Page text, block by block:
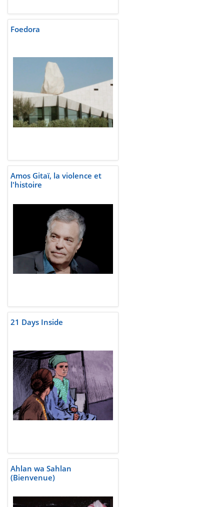
Foedora
Amos Gitaï, la violence et
l'histoire
21 Days Inside
Ahlan wa Sahlan
(Bienvenue)